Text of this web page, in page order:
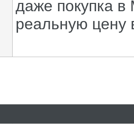
даже покупка в
реальную цену